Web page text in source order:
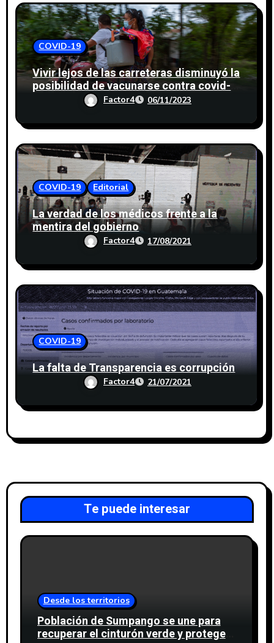
COVID-19
Vivir lejos de las carreteras disminuyó la
posibilidad de vacunarse contra covid-
Factor4 06/11/2023
COVID-19 Editorial
La verdad de los médicos frente a la
mentira del gobierno
Factor4 17/08/2021
COVID-19
La falta de Transparencia es corrupción
Factor4 21/07/2021
Te puede interesar
Desde los territorios
Población de Sumpango se une para
recuperar el cinturón verde y proteger